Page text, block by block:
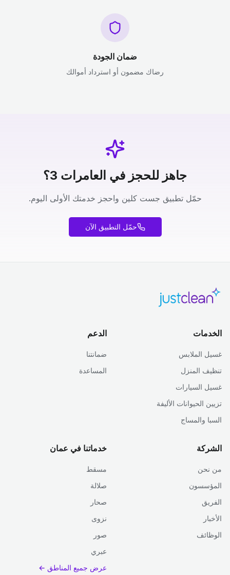
ضمان الجودة
رضاك مضمون أو استرداد أموالك
جاهز للحجز في العامرات 3؟
حمّل تطبيق جست كلين واحجز خدمتك الأولى اليوم.
حمّل التطبيق الآن
الخدمات
غسيل الملابس
تنظيف المنزل
غسيل السيارات
تزيين الحيوانات الأليفة
السبا والمساج
الدعم
ضمانتنا
المساعدة
الشركة
من نحن
المؤسسون
الفريق
الأخبار
الوظائف
خدماتنا في عمان
مسقط
صلالة
صحار
نزوى
صور
عبري
عرض جميع المناطق ←